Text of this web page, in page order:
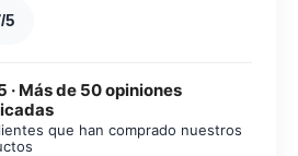
5
· Más de 50 opiniones
que han comprado nuestros